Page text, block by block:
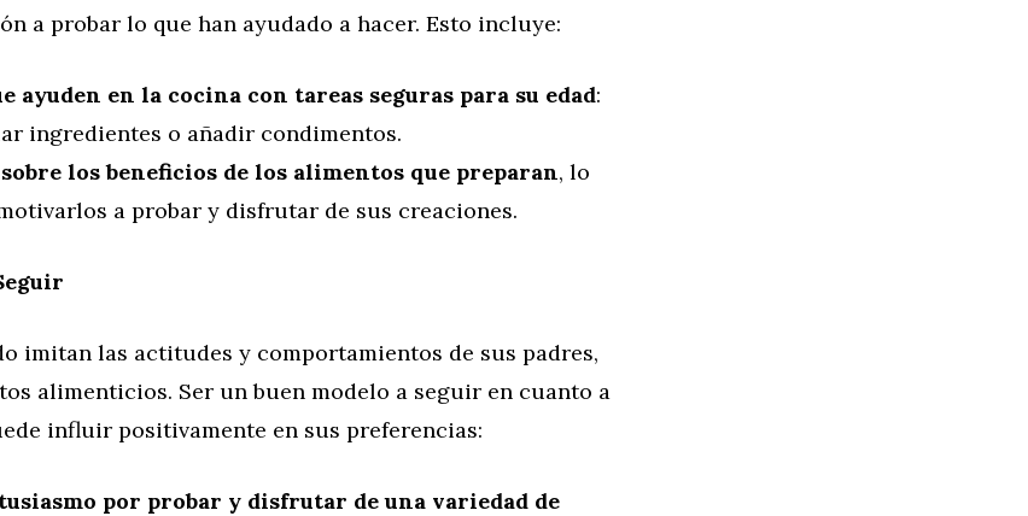
a probar lo que han ayudado a hacer. Esto incluye:
ayuden en la cocina con tareas seguras para su edad:
ingredientes o añadir condimentos.
los beneficios de los alimentos que preparan, lo
a probar y disfrutar de sus creaciones.
imitan las actitudes y comportamientos de sus padres,
alimenticios. Ser un buen modelo a seguir en cuanto a
influir positivamente en sus preferencias:
por probar y disfrutar de una variedad de